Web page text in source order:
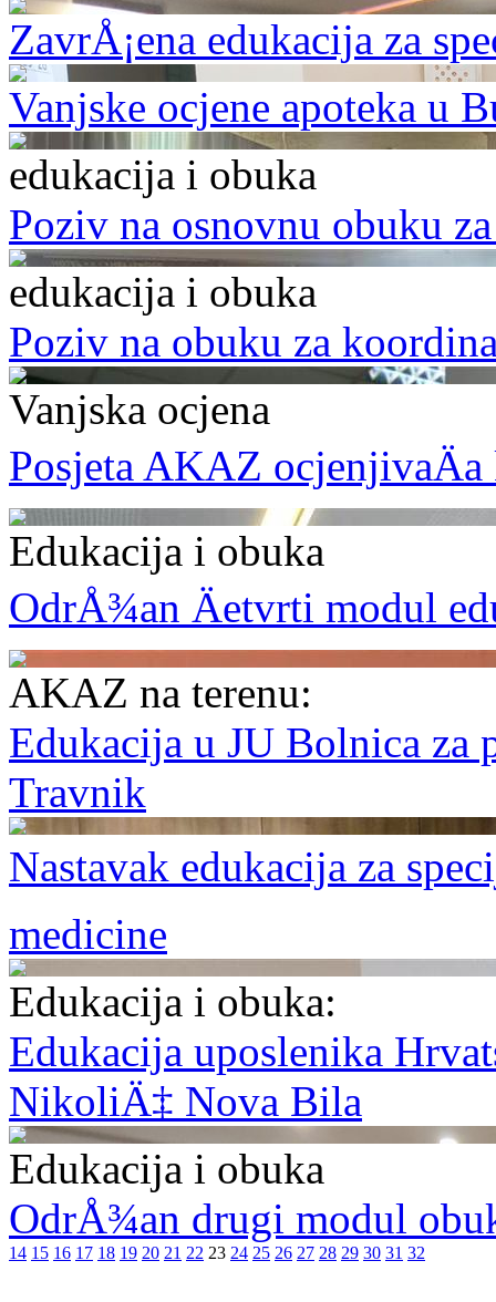
ZavrÅ¡ena edukacija za
Vanjske ocjene apoteka u
edukacija i obuka
Poziv na osnovnu obuku
edukacija i obuka
Poziv na obuku za
Vanjska ocjena
Posjeta AKAZ
Edukacija i obuka
OdrÅ¾an Äetvrti modul
AKAZ na terenu:
Edukacija u JU Bolnica za
Travnik
Nastavak edukacija za
medicine
Edukacija i obuka:
Edukacija uposlenika
NikoliÄ‡ Nova Bila
Edukacija i obuka
OdrÅ¾an drugi modul
14 15 16 17 18 19 20 21 22 23 24 25 26 27 28 29 30 31 32